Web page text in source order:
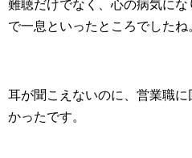
難聴だけでなく、心の病気に
で一息といったところでしたね
耳が聞こえないのに、営業職
かったです。